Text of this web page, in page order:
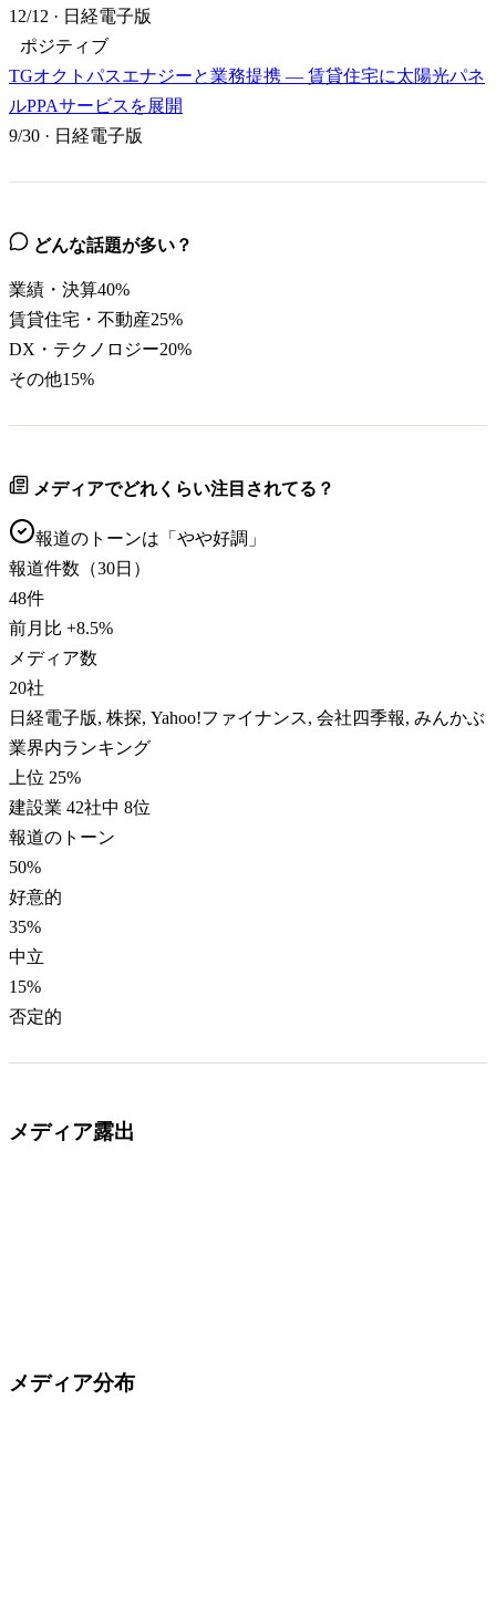
12/12 · 日経電子版
ポジティブ
TGオクトパスエナジーと業務提携 — 賃貸住宅に太陽光パネ
ルPPAサービスを展開
9/30 · 日経電子版
どんな話題が多い？
業績・決算40%
賃貸住宅・不動産25%
DX・テクノロジー20%
その他15%
メディアでどれくらい注目されてる？
報道のトーンは「 やや好調 」
報道件数（30日）
48件
前月比 +8.5%
メディア数
20社
日経電子版, 株探, Yahoo!ファイナンス, 会社四季報, みんかぶ
業界内ランキング
上位 25%
建設業 42社中 8位
報道のトーン
50%
好意的
35%
中立
15%
否定的
メディア露出
メディア分布